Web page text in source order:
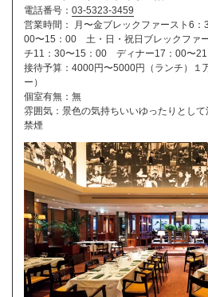
電話番号： 03-5323-3459
営業時間： 月〜金ブレックファースト6：
00〜15：00 土・日・祝日ブレックファ
チ11：30〜15：00 ディナー17：00〜
接待予算：4000円〜5000円（ランチ）１
ー）
個室有無：無
雰囲気：景色の気持ちいいゆったりとして
禁煙